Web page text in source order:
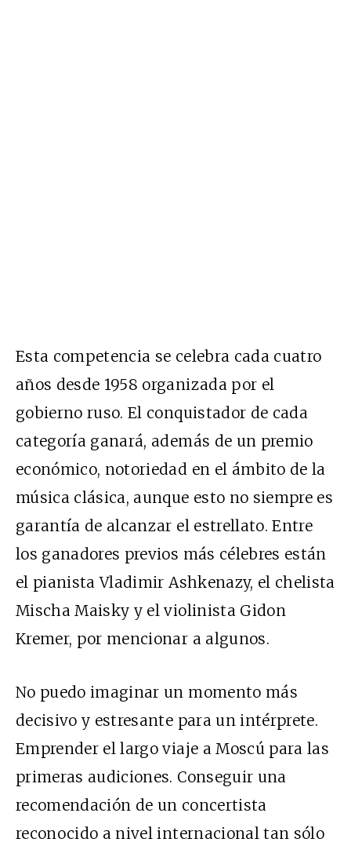
Esta competencia se celebra cada cuatro
años desde 1958 organizada por el
gobierno ruso. El conquistador de cada
categoría ganará, además de un premio
económico, notoriedad en el ámbito de la
música clásica, aunque esto no siempre es
garantía de alcanzar el estrellato. Entre
los ganadores previos más célebres están
el pianista Vladimir Ashkenazy, el chelista
Mischa Maisky y el violinista Gidon
Kremer, por mencionar a algunos.
No puedo imaginar un momento más
decisivo y estresante para un intérprete.
Emprender el largo viaje a Moscú para las
primeras audiciones. Conseguir una
recomendación de un concertista
reconocido a nivel internacional tan sólo